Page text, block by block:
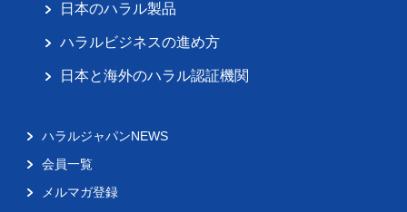
日本のハラル製品
ハラルビジネスの進め方
日本と海外のハラル認証機関
ハラルジャパンNEWS
会員一覧
メルマガ登録